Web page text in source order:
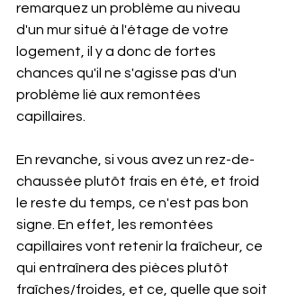
remarquez un problème au niveau
d'un mur situé à l'étage de votre
logement, il y a donc de fortes
chances qu'il ne s'agisse pas d'un
problème lié aux remontées
capillaires.
En revanche, si vous avez un rez-de-
chaussée plutôt frais en été, et froid
le reste du temps, ce n'est pas bon
signe. En effet, les remontées
capillaires vont retenir la fraîcheur, ce
qui entraînera des pièces plutôt
fraîches/froides, et ce, quelle que soit